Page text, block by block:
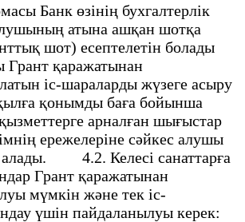
Банк өзінің бухгалтерлік
атына ашқан шотқа
шот) есептелетін болады
Грант қаражатынан
іс-шараларды жүзеге асыру
қонымды баға бойынша
арналған шығыстар
ережелеріне сәйкес алушы
алады. 4.2. Келесі санаттарға
Грант қаражатынан
мүмкін және тек іс-
үшін пайдаланылуы керек: